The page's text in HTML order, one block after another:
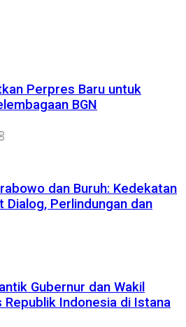
Perpres Baru untuk
BGN
dan Buruh: Kedekatan
Dialog, Perlindungan dan
Gubernur dan Wakil
Republik Indonesia di Istana